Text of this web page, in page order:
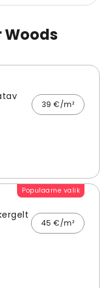
39 €/m²
Populaarne valik
45 €/m²